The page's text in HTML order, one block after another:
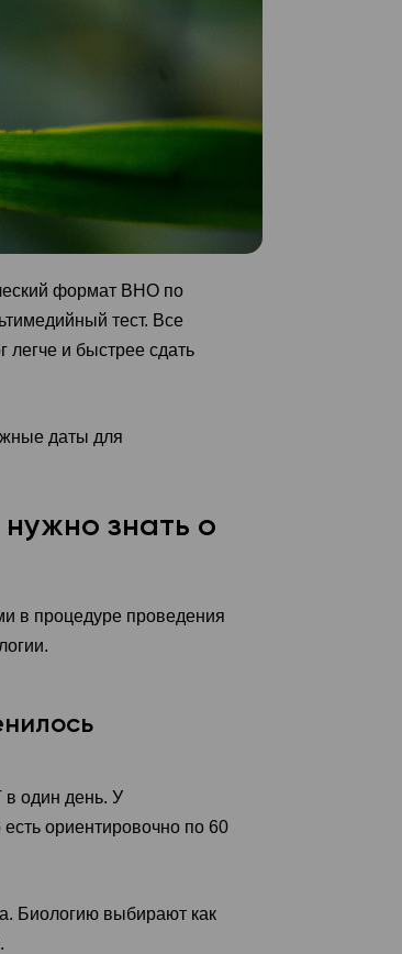
формат ВНО по
тест. Все
легче и быстрее сдать
даты для
знать о
в процедуре проведения
в один день. У
ориентировочно по 60
Биологию выбирают как